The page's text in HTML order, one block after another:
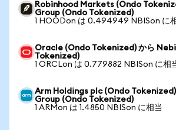
Robinhood Markets (Ondo
Group (Ondo Tokenized)
1 HOODon は 0.494949 NBISon に
Oracle (Ondo Tokenized) から
Tokenized)
1 ORCLon は 0.779882 NBISon に相
Arm Holdings plc (Ondo
Group (Ondo Tokenized)
1 ARMon は 1.4850 NBISon に相当